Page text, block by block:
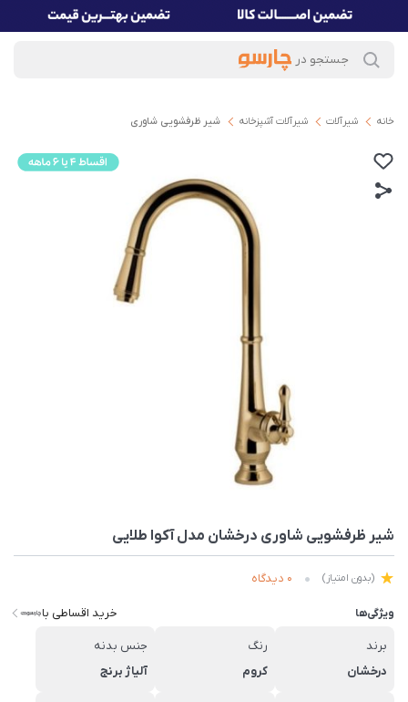
خانه شیرآلات شیرآلات آشپزخانه شیر ظرفشویی شاوری
شیر ظرفشويی شاوری درخشان مدل آکوا طلایی
(بدون امتیاز) 0 دیدگاه
ویژگی‌ها خرید اقساطی با
برند
درخشان
رنگ
کروم
جنس بدنه
آلیاژ برنج